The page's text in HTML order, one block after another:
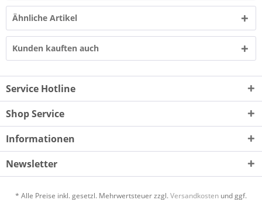
Ähnliche Artikel
Kunden kauften auch
Service Hotline
Shop Service
Informationen
Newsletter
* Alle Preise inkl. gesetzl. Mehrwertsteuer zzgl.Versandkosten und ggf.